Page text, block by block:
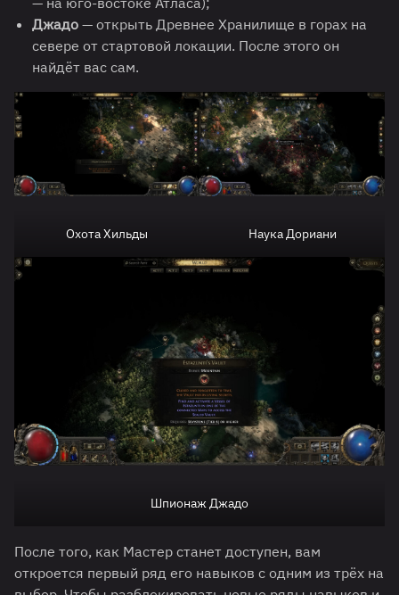
Джадо — открыть Древнее Хранилище в горах на
севере от стартовой локации. После этого он
найдёт вас сам.
Охота Хильды Наука Дориани
Шпионаж Джадо
После того, как Мастер станет доступен, вам
откроется первый ряд его навыков с одним из трёх на